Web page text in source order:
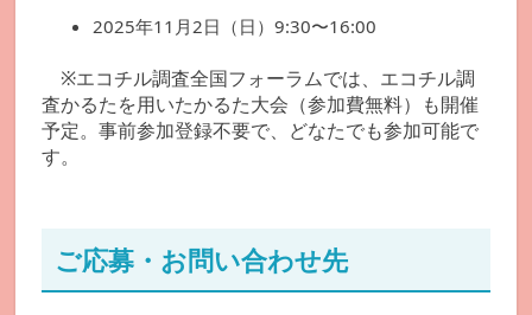
2025年11月2日（日）9:30〜16:00
※エコチル調査全国フォーラムでは、エコチル調
査かるたを用いたかるた大会（参加費無料）も開催
予定。事前参加登録不要で、どなたでも参加可能で
す。
ご応募・お問い合わせ先